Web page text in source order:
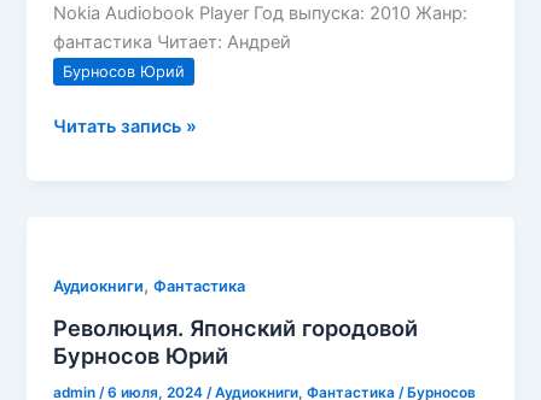
Nokia Audiobook Player Год выпуска: 2010 Жанр:
фантастика Читает: Андрей
Бурносов Юрий
Армагеддон.
Читать запись »
Аудиокниги,Фантастика
Революция. Японский городовой
Бурносов Юрий
admin/6 июля, 2024/Аудиокниги,Фантастика / Бурносов